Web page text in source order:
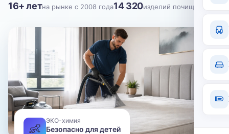
16+ летна рынке с 2008 года14 320изделий почищено
👶
ЭКО-химия
Безопасно для детей